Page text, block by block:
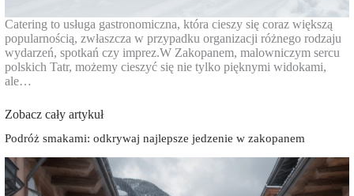
Catering to usługa gastronomiczna, która cieszy się coraz większą
popularnością, zwłaszcza w przypadku organizacji różnego rodzaju
wydarzeń, spotkań czy imprez.W Zakopanem, malowniczym sercu
polskich Tatr, możemy cieszyć się nie tylko pięknymi widokami,
ale…
Zobacz cały artykuł
Podróż smakami: odkrywaj najlepsze jedzenie w zakopanem